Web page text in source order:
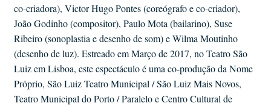
co-criadora), Victor Hugo Pontes (coreógrafo e co-criador),
João Godinho (compositor), Paulo Mota (bailarino), Suse
Ribeiro (sonoplastia e desenho de som) e Wilma Moutinho
(desenho de luz). Estreado em Março de 2017, no Teatro São
Luiz em Lisboa, este espectáculo é uma co-produção da Nome
Próprio, São Luiz Teatro Municipal / São Luiz Mais Novos,
Teatro Municipal do Porto / Paralelo e Centro Cultural de